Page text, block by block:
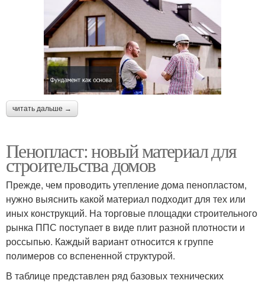
читать дальше →
Пенопласт: новый материал для
строительства домов
Прежде, чем проводить утепление дома пенопластом,
нужно выяснить какой материал подходит для тех или
иных конструкций. На торговые площадки строительного
рынка ППС поступает в виде плит разной плотности и
россыпью. Каждый вариант относится к группе
полимеров со вспененной структурой.
В таблице представлен ряд базовых технических